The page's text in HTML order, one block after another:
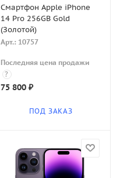
Смартфон Apple iPhone
14 Pro 256GB Gold
(Золотой)
Арт.: 10757
Последняя цена продажи
?
75 800₽
ПОД ЗАКАЗ